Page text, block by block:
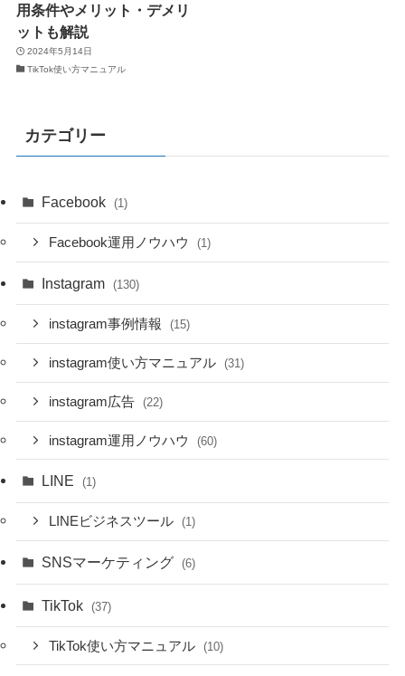
用条件やメリット・デメリ
ットも解説
2024年5月14日
TikTok使い方マニュアル
カテゴリー
Facebook (1)
Facebook運用ノウハウ (1)
Instagram (130)
instagram事例情報 (15)
instagram使い方マニュアル (31)
instagram広告 (22)
instagram運用ノウハウ (60)
LINE (1)
LINEビジネスツール (1)
SNSマーケティング (6)
TikTok (37)
TikTok使い方マニュアル (10)